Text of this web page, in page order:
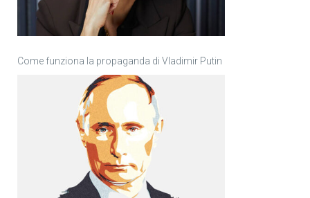
Come funziona la propaganda di Vladimir Putin